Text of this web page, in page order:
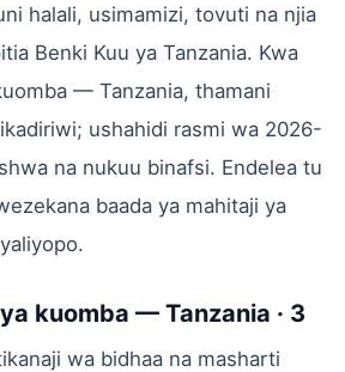
halali, usimamizi, tovuti na njia
Benki Kuu ya Tanzania. Kwa
— Tanzania, thamani
ushahidi rasmi wa 2026-
na nukuu binafsi. Endelea tu
baada ya mahitaji ya
kuomba — Tanzania · 3
wa bidhaa na masharti